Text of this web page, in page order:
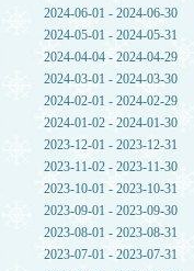
2024-06-01 - 2024-06-30
2024-05-01 - 2024-05-31
2024-04-04 - 2024-04-29
2024-03-01 - 2024-03-30
2024-02-01 - 2024-02-29
2024-01-02 - 2024-01-30
2023-12-01 - 2023-12-31
2023-11-02 - 2023-11-30
2023-10-01 - 2023-10-31
2023-09-01 - 2023-09-30
2023-08-01 - 2023-08-31
2023-07-01 - 2023-07-31